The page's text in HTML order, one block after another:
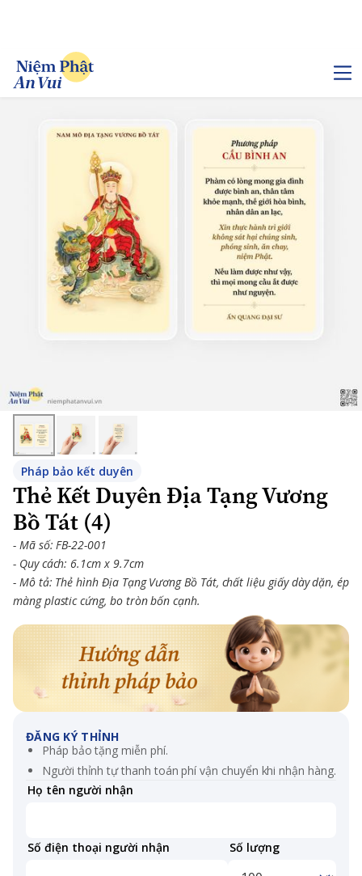
Pháp bảo kết duyên
Thẻ Kết Duyên Địa Tạng Vương
Bồ Tát (4)
- Mã số: FB-22-001
- Quy cách: 6.1cm x 9.7cm
- Mô tả: Thẻ hình Địa Tạng Vương Bồ Tát, chất liệu giấy dày dặn, ép
màng plastic cứng, bo tròn bốn cạnh.
ĐĂNG KÝ THỈNH
Pháp bảo tặng miễn phí.
Người thỉnh tự thanh toán phí vận chuyển khi nhận hàng.
Họ tên người nhận
Số điện thoại người nhận Số lượng